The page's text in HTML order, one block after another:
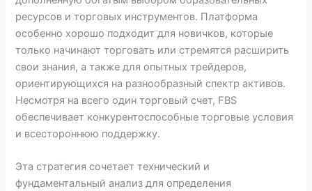
ресурсов и торговых инструментов. Платформа
особенно хорошо подходит для новичков, которые
только начинают торговать или стремятся расширить
свои знания, а также для опытных трейдеров,
ориентирующихся на разнообразный спектр активов.
Несмотря на всего один торговый счет, FBS
обеспечивает конкурентоспособные торговые условия
и всестороннюю поддержку.
Эта стратегия сочетает технический и
фундаментальный анализ для определения